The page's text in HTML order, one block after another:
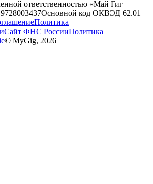
ответственностью «Май Гиг
9728003437Основной код ОКВЭД 62.01
Политика
Сайт ФНС РоссииПолитика
© MyGig, 2026